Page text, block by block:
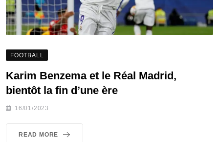
FOOTBALL
Karim Benzema et le Réal Madrid,
bientôt la fin d’une ère
16/01/2023
READ MORE